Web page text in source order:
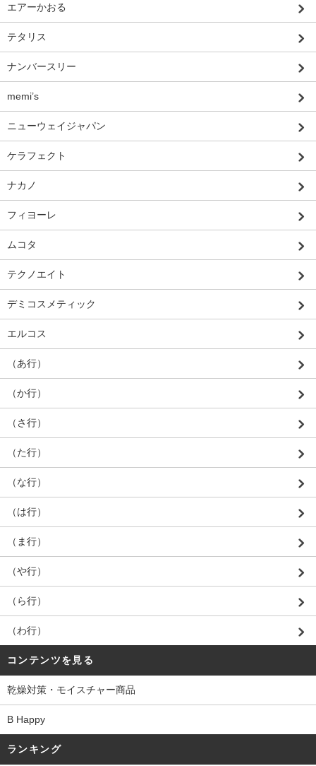
エアーかおる
テタリス
ナンバースリー
memi’s
ニューウェイジャパン
ケラフェクト
ナカノ
フィヨーレ
ムコタ
テクノエイト
デミコスメティック
エルコス
（あ行）
（か行）
（さ行）
（た行）
（な行）
（は行）
（ま行）
（や行）
（ら行）
（わ行）
コンテンツを見る
乾燥対策・モイスチャー商品
B Happy
ランキング